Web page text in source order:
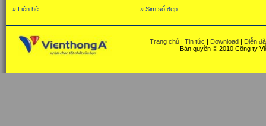
» Liên hệ
» Sim số đẹp
Trang chủ | Tin tức | Download | Diễn
Bản quyền © 2010 Công ty